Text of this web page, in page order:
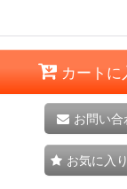
カートに
お問い合
お気に入